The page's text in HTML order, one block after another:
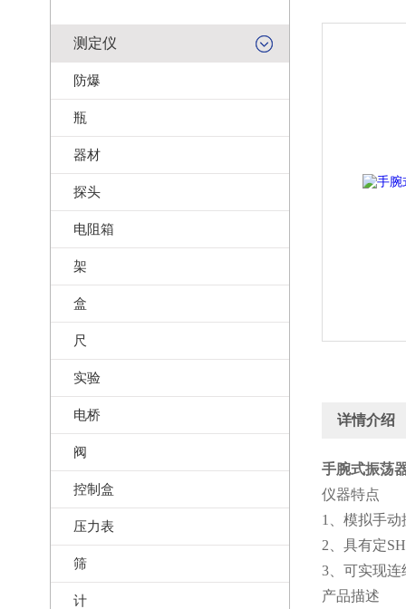
测定仪
防爆
瓶
器材
探头
电阻箱
架
盒
尺
实验
电桥
阀
控制盒
压力表
筛
计
详情介绍
手腕式振荡
仪器特点
1、模拟手
2、具有定
3、可实现
产品描述